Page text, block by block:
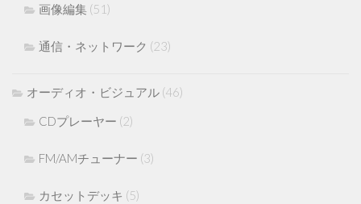
画像編集 (51)
通信・ネットワーク (23)
オーディオ・ビジュアル (46)
CDプレーヤー (2)
FM/AMチューナー (3)
カセットデッキ (5)